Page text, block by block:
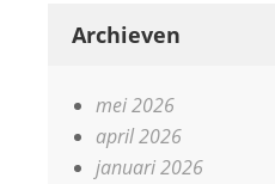
Archieven
mei 2026
april 2026
januari 2026